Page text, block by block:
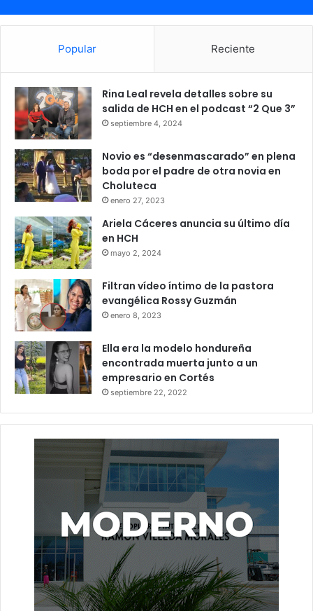
Popular Reciente
Rina Leal revela detalles sobre su
salida de HCH en el podcast “2 Que 3”
septiembre 4, 2024
Novio es “desenmascarado” en plena
boda por el padre de otra novia en
Choluteca
enero 27, 2023
Ariela Cáceres anuncia su último día
en HCH
mayo 2, 2024
Filtran vídeo íntimo de la pastora
evangélica Rossy Guzmán
enero 8, 2023
Ella era la modelo hondureña
encontrada muerta junto a un
empresario en Cortés
septiembre 22, 2022